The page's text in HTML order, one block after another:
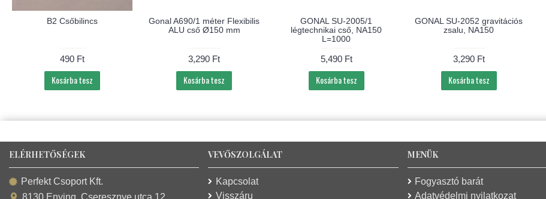
B2 Csőbilincs
490 Ft
Kosárba tesz
Gonal A690/1 méter Flexibilis
ALU cső Ø150 mm
3,290 Ft
Kosárba tesz
GONAL SU-2005/1
légtechnikai cső, NA150
L=1000
5,490 Ft
Kosárba tesz
GONAL SU-2052 gravitációs
zsalu, NA150
3,290 Ft
Kosárba tesz
ELÉRHETŐSÉGEK
Perfekt Csoport Kft.
8130 Enying, Cseresznye utca 12.
VEVŐSZOLGÁLAT
Kapcsolat
Visszáru
MENÜK
Fogyasztó barát
Adatvédelmi nyilatkozat